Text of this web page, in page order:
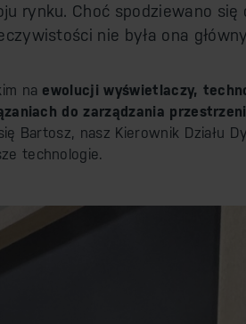
rynku. Choć spodziewano się
nie była ona
na ewolucji wyświetlaczy,
do zarządzania
Bartosz, nasz Kierownik Działu
technologie.